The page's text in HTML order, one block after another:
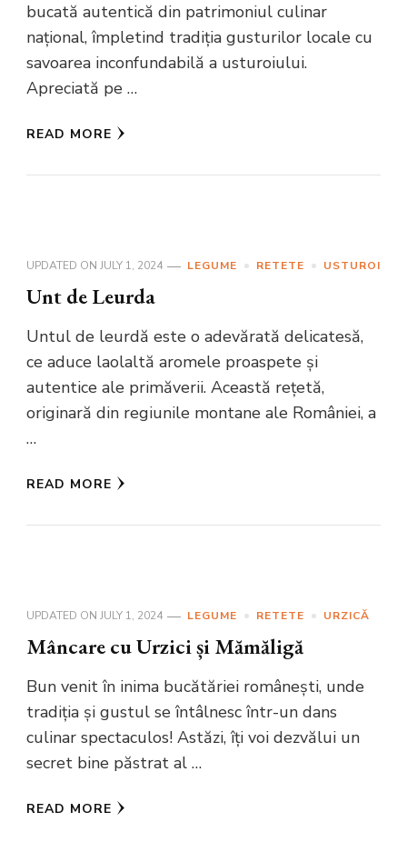
bucată autentică din patrimoniul culinar
național, împletind tradiția gusturilor locale cu
savoarea inconfundabilă a usturoiului.
Apreciată pe …
READ MORE
UPDATED ON JULY 1, 2024 LEGUME RETETE USTUROI
Unt de Leurda
Untul de leurdă este o adevărată delicatesă,
ce aduce laolaltă aromele proaspete și
autentice ale primăverii. Această rețetă,
originară din regiunile montane ale României, a
…
READ MORE
UPDATED ON JULY 1, 2024 LEGUME RETETE URZICĂ
Mâncare cu Urzici și Mămăligă
Bun venit în inima bucătăriei românești, unde
tradiția și gustul se întâlnesc într-un dans
culinar spectaculos! Astăzi, îți voi dezvălui un
secret bine păstrat al …
READ MORE